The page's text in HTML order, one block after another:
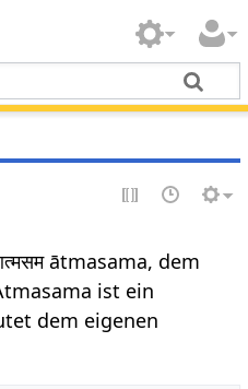
ātmasama, dem
ist ein
dem eigenen